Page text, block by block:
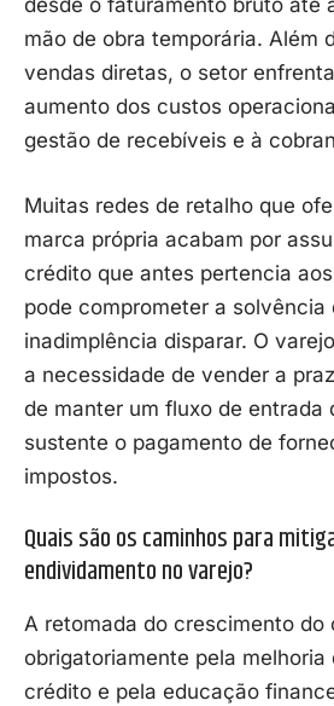
desde o faturamento bruto até
mão de obra temporária. Além
vendas diretas, o setor
aumento dos custos
gestão de recebíveis e à
Muitas redes de retalho que
marca própria acabam por
crédito que antes pertencia
pode comprometer a solvência
inadimplência disparar. O
a necessidade de vender a
de manter um fluxo de entrada
sustente o pagamento de
impostos.
Quais são os caminhos para
endividamento no varejo?
A retomada do crescimento do
obrigatoriamente pela melhoria
crédito e pela educação